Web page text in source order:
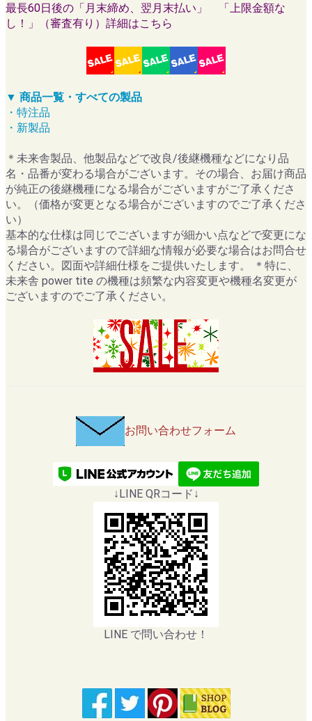
最長60日後の「月末締め、翌月末払い」 「上限金額な
し！」（審査有り）詳細はこちら
▼ 商品一覧・すべての製品
・特注品
・新製品
＊未来舎製品、他製品などで改良/後継機種などになり品
名・品番が変わる場合がございます。その場合、お届け商品
が純正の後継機種になる場合がございますがご了承くださ
い。（価格が変更となる場合がございますのでご了承くださ
い）
基本的な仕様は同じでございますが細かい点などで変更にな
る場合がございますので詳細な情報が必要な場合はお問合せ
ください。図面や詳細仕様をご提供いたします。 ＊特に、
未来舎 power tite の機種は頻繁な内容変更や機種名変更が
ございますのでご了承ください。
お問い合わせフォーム
↓LINE QRコード↓
LINE で問い合わせ！